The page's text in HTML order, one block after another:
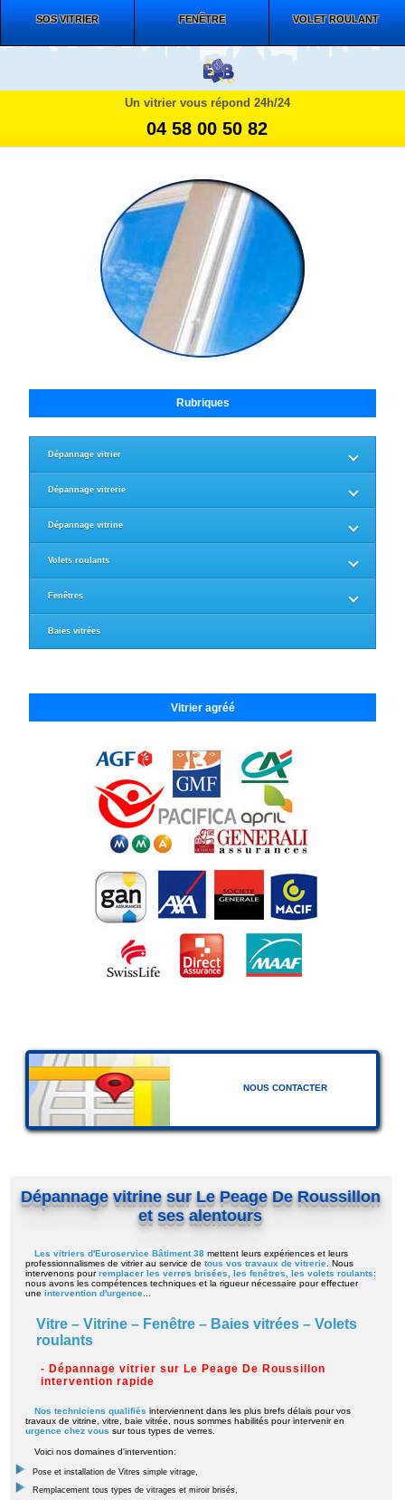
SOS VITRIER FENÊTRE VOLET ROULANT
Un vitrier vous répond 24h/24
04 58 00 50 82
Rubriques
Dépannage vitrier
Dépannage vitrerie
Dépannage vitrine
Volets roulants
Fenêtres
Baies vitrées
Vitrier agréé
NOUS CONTACTER
Dépannage vitrine sur Le Peage De Roussillon
et ses alentours
Les vitriers d'Euroservice Bâtiment 38mettent leurs expériences et leurs
professionnalismes de vitrier au service de tous vos travaux de vitrerie. Nous
intervenons pourremplacer les verres brisées, les fenêtres, les volets roulants:
nous avons les compétences techniques et la rigueur nécessaire pour effectuer
une intervention d'urgence...
Vitre – Vitrine – Fenêtre – Baies vitrées – Volets
roulants
- Dépannage vitrier sur Le Peage De Roussillon
intervention rapide
Nos techniciens qualifiés interviennent dans les plus brefs délais pour vos
travaux de vitrine, vitre, baie vitrée, nous sommes habilités pour intervenir en
urgence chez vous sur tous types de verres.
Voici nos domaines d'intervention:
Pose et installation de Vitres simple vitrage,
Remplacement tous types de vitrages et miroir brisés,